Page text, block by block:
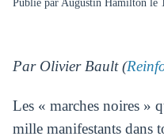
Publié par Augustin Hamiltonle
Par Olivier Bault (
Les « marches noires »
mille manifestants dans